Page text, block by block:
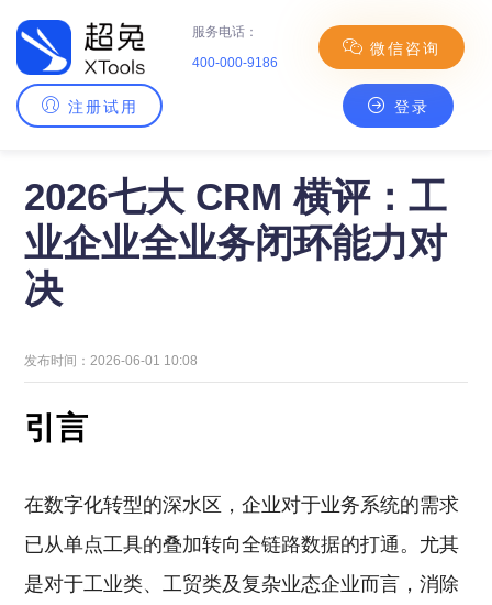
服务电话：
400-000-9186
微信咨询
注册试用 登录
主页>CRM百科> 2026七大 CRM 横评：工业企业全业务闭环能力对决
2026七大 CRM 横评：工
业企业全业务闭环能力对
决
发布时间：2026-06-01 10:08
引言
在数字化转型的深水区，企业对于业务系统的需求
已从单点工具的叠加转向全链路数据的打通。尤其
是对于工业类、工贸类及复杂业态企业而言，消除